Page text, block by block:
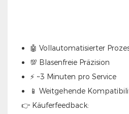
🤖 Vollautomatisierter
💯 Blasenfreie Präzision
⚡ ~3 Minuten pro Service
📱 Weitgehende
👉 Käuferfeedback: